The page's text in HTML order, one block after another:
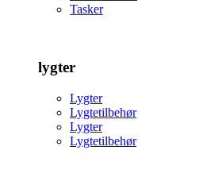
Tasker
lygter
Lygter
Lygtetilbehør
Lygter
Lygtetilbehør